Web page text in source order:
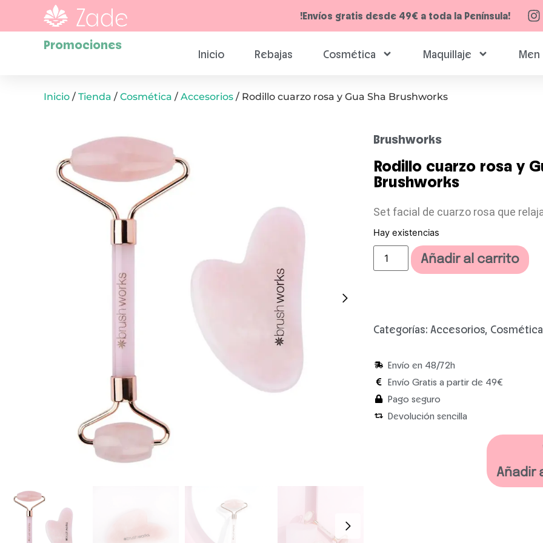
!Envíos gratis desde 49€ a toda la Península!
Promociones
Inicio Rebajas Cosmética Maquillaje Men
Inicio / Tienda / Cosmética / Accesorios / Rodillo cuarzo rosa y Gua Sha Brushworks
Brushworks
Rodillo cuarzo rosa y
Brushworks
Set facial de cuarzo rosa que
Hay existencias
Añadir al carrito
Categorías: Accesorios, Cosmética
Envío en 48/72h
Envío Gratis a partir de 49€
Pago seguro
Devolución sencilla
Añadir